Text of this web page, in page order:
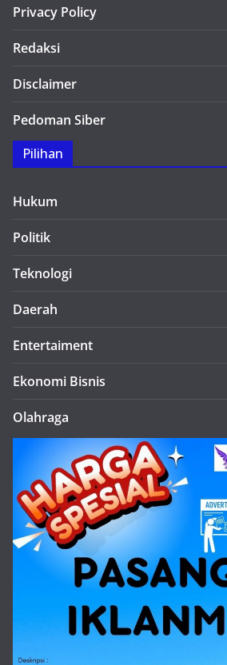
Privacy Policy
Redaksi
Disclaimer
Pedoman Siber
Pilihan
Hukum
Politik
Teknologi
Daerah
Entertaiment
Ekonomi Bisnis
Olahraga